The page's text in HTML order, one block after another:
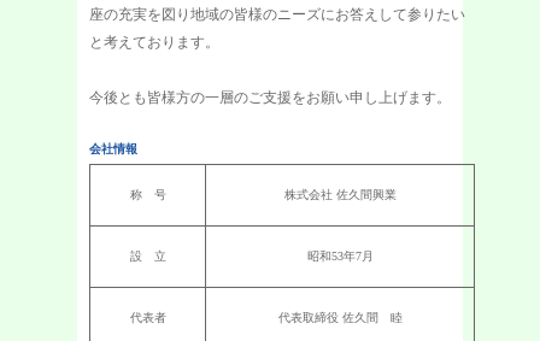
座の充実を図り地域の皆様のニーズにお答えして参りたい
と考えております。
今後とも皆様方の一層のご支援をお願い申し上げます。
会社情報
称 号 株式会社 佐久間興業
設 立 昭和53年7月
代表者 代表取締役 佐久間 睦